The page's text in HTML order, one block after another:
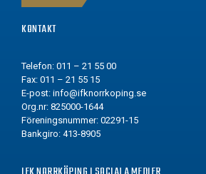
KONTAKT
Telefon: 011 – 21 55 00
Fax: 011 – 21 55 15
E-post: info@ifknorrkoping.se
Org.nr: 825000-1644
Föreningsnummer: 02291-15
Bankgiro: 413-8905